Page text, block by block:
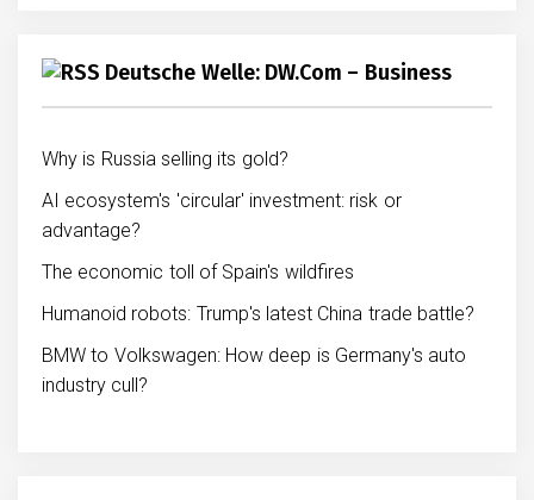
Deutsche Welle: DW.com – Business
Why is Russia selling its gold?
AI ecosystem's 'circular' investment: risk or
advantage?
The economic toll of Spain's wildfires
Humanoid robots: Trump's latest China trade battle?
BMW to Volkswagen: How deep is Germany's auto
industry cull?